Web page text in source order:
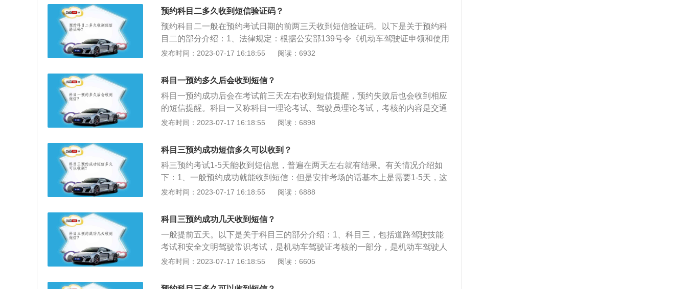
时间；非首次预约科目一考试的，以上次考试时间为排序时间。考试预约成功的
用户因自身原因取消预约的，以取消预约时间为排序时间，非自身原因不能考试
的，排序时间不变。考试预约是否成功是根据排名决定，那么该场次排名越靠
前，成功的概率也就越高。尽量选择排名比较靠前的场次预约，或者预约比较少
人的考场。
预约科目二多久收到短信验证码？
预约科目二一般在预约考试日期的前两三天收到短信验证码。以下是关于预约科
目二的部分介绍：1、法律规定：根据公安部139号令《机动车驾驶证申领和使用
规定》第四十条：初次申请机动车驾驶证或者申请增加准驾车型者，报考小型汽
车、轮式自行机械车、无轨电车、有轨电车准驾车型，在取得学习驾驶证明满十
日后预约考试。2、注意事项：预约成功后，应携带有效的身份证明在预约的时
间和考场参加考试。如未按时参加考试，此次考试成绩将会判定为不及格。
发布时间：2023-07-17 16:18:55 阅读：6932
科目一预约多久后会收到短信？
科目一预约成功后会在考试前三天左右收到短信提醒，预约失败后也会收到相应
的短信提醒。科目一又称科目一理论考试、驾驶员理论考试，考核的内容是交通
法规及相关知识。100道题，90分以上过关。驾照考试的科目一是在电脑上进行
生坐在电脑面前答题，电脑上面有摄像头对着考生的脸，以防考生作弊。坐上去
之后，电脑上面不会直接显示考题，还需要学员输入自己的身份证号码，身份验
证完毕后才会开始考试（步骤流程很容易看懂，照着上面的提示操作即可）。
《机动车驾驶证申领和使用规定》第十二条对机动车驾驶员的年龄、身高、视
力、听力、辨色能力等提出了一定的要求，但对于驾驶员的文化程度并无限定。
于不识字的学员来说通过考试的难度较大。科目一考试，第一场9点到9点45分。
其他细则：科目一上午有两场考试，第一场考试的时间是上午9：00，第二场是1
0：00。下午三场考试分别是13：00、14：00和15：00。考试时间限定45分
事项：为了方便携带物品会带一个包,但是在进入科目一考试之前,需要统一地把包
发布时间：2023-07-17 16:18:55 阅读：6898
科目三预约成功短信多久可以收到？
科三预约考试1-5天能收到短信息，普遍在两天左右就有结果。有关情况介绍如
下：1、一般预约成功就能收到短信：但是安排考场的话基本上是需要1-5天，这
个根据当时的情况而定。2、最晚收到短信的时间一般在预约考试日的前5-10
以直接致电当地的车管所：询问清楚是否成功预约考试。学员们除了等短信通知
外，还可以在12123等交通网站查询自己的预约情况，因为很多时候短信都延迟
发送，网站更新信息的速度更快。
发布时间：2023-07-17 16:18:55 阅读：6888
科目三预约成功几天收到短信？
一般提前五天。以下是关于科目三的部分介绍：1、科目三，包括道路驾驶技能
考试和安全文明驾驶常识考试，是机动车驾驶证考核的一部分，是机动车驾驶人
考试中道路驾驶技能和安全文明驾驶常识考试科目的简称，不同的准驾车型道路
未通过，请下车"后，观察左后方交通情况，确认安全后，打开车门下车，考试完
发布时间：2023-07-17 16:18:55 阅读：6605